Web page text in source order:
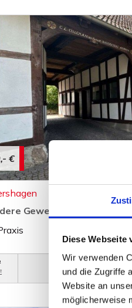
Diese Webseite
Wir verwenden
und die Zugriffe
Website an
möglicherweise
€
Gewerbefläche in
WB-360
OBJEKTNUMMER